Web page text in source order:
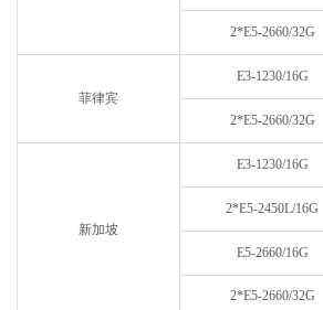
2*E5-2660/32G
菲律宾
E3-1230/16G
2*E5-2660/32G
新加坡
E3-1230/16G
2*E5-2450L/16G
E5-2660/16G
2*E5-2660/32G